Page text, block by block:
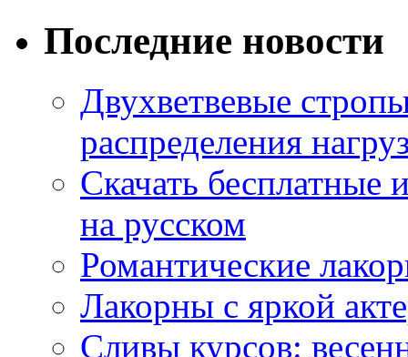
Последние новости
Двухветвевые
распределения
Скачать
на русском
Романтические
Лакорны с яркой
Сливы курсов: